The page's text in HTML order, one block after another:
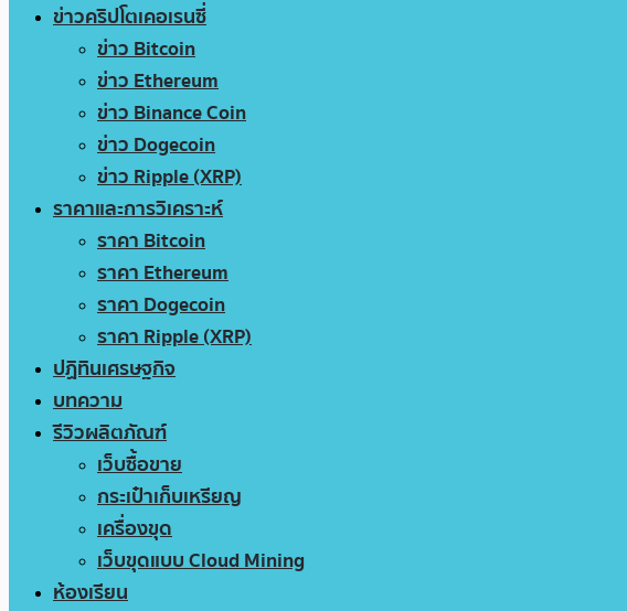
ข่าวคริปโตเคอเรนซี่
ข่าว Bitcoin
ข่าว Ethereum
ข่าว Binance Coin
ข่าว Dogecoin
ข่าว Ripple (XRP)
ราคาและการวิเคราะห์
ราคา Bitcoin
ราคา Ethereum
ราคา Dogecoin
ราคา Ripple (XRP)
ปฏิทินเศรษฐกิจ
บทความ
รีวิวผลิตภัณฑ์
เว็บซื้อขาย
กระเป๋าเก็บเหรียญ
เครื่องขุด
เว็บขุดแบบ Cloud Mining
ห้องเรียน